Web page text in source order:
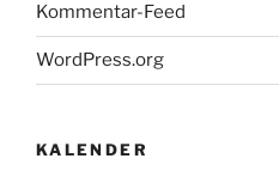
Kommentar-Feed
WordPress.org
KALENDER